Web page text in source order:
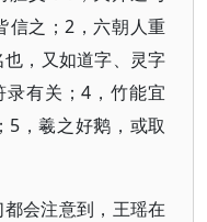
信之；2，六朝人重
，又如道字、灵字
有关；4，竹能宜
5，羲之好鹅，或取
会注意到，王瑶在